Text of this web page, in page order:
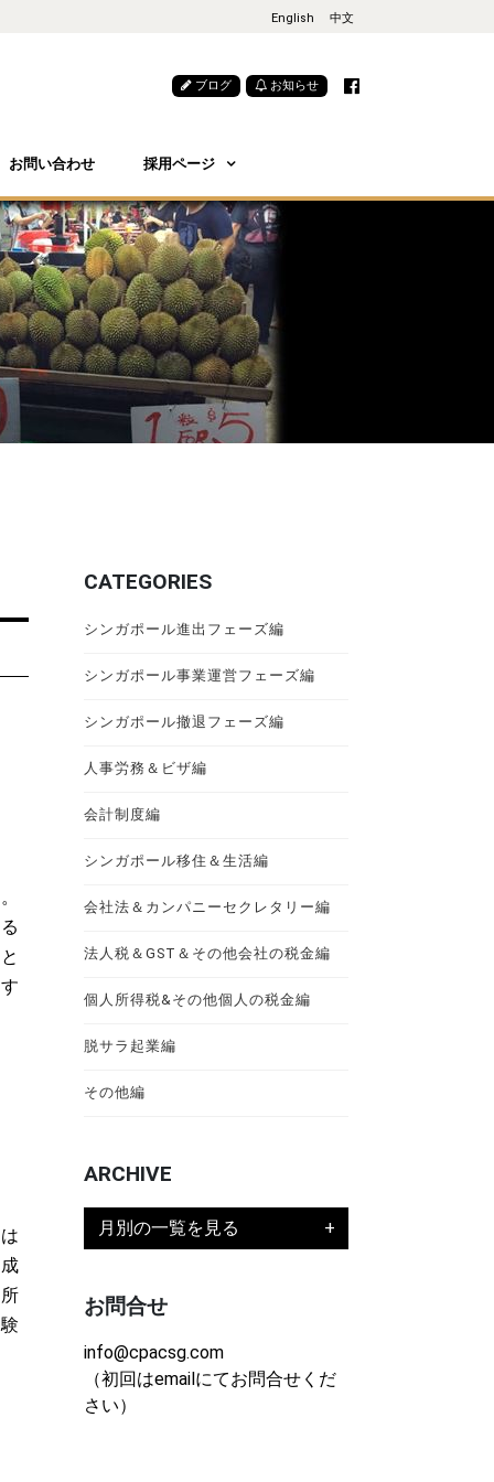
English 中文
ブログ お知らせ
お問い合わせ 採用ページ
CATEGORIES
シンガポール進出フェーズ編
シンガポール事業運営フェーズ編
シンガポール撤退フェーズ編
人事労務＆ビザ編
会計制度編
シンガポール移住＆生活編
会社法＆カンパニーセクレタリー編
法人税＆GST＆その他会社の税金編
個人所得税&その他個人の税金編
脱サラ起業編
その他編
ARCHIVE
月別の一覧を見る
お問合せ
info@cpacsg.com
（初回はemailにてお問合せくだ
さい）